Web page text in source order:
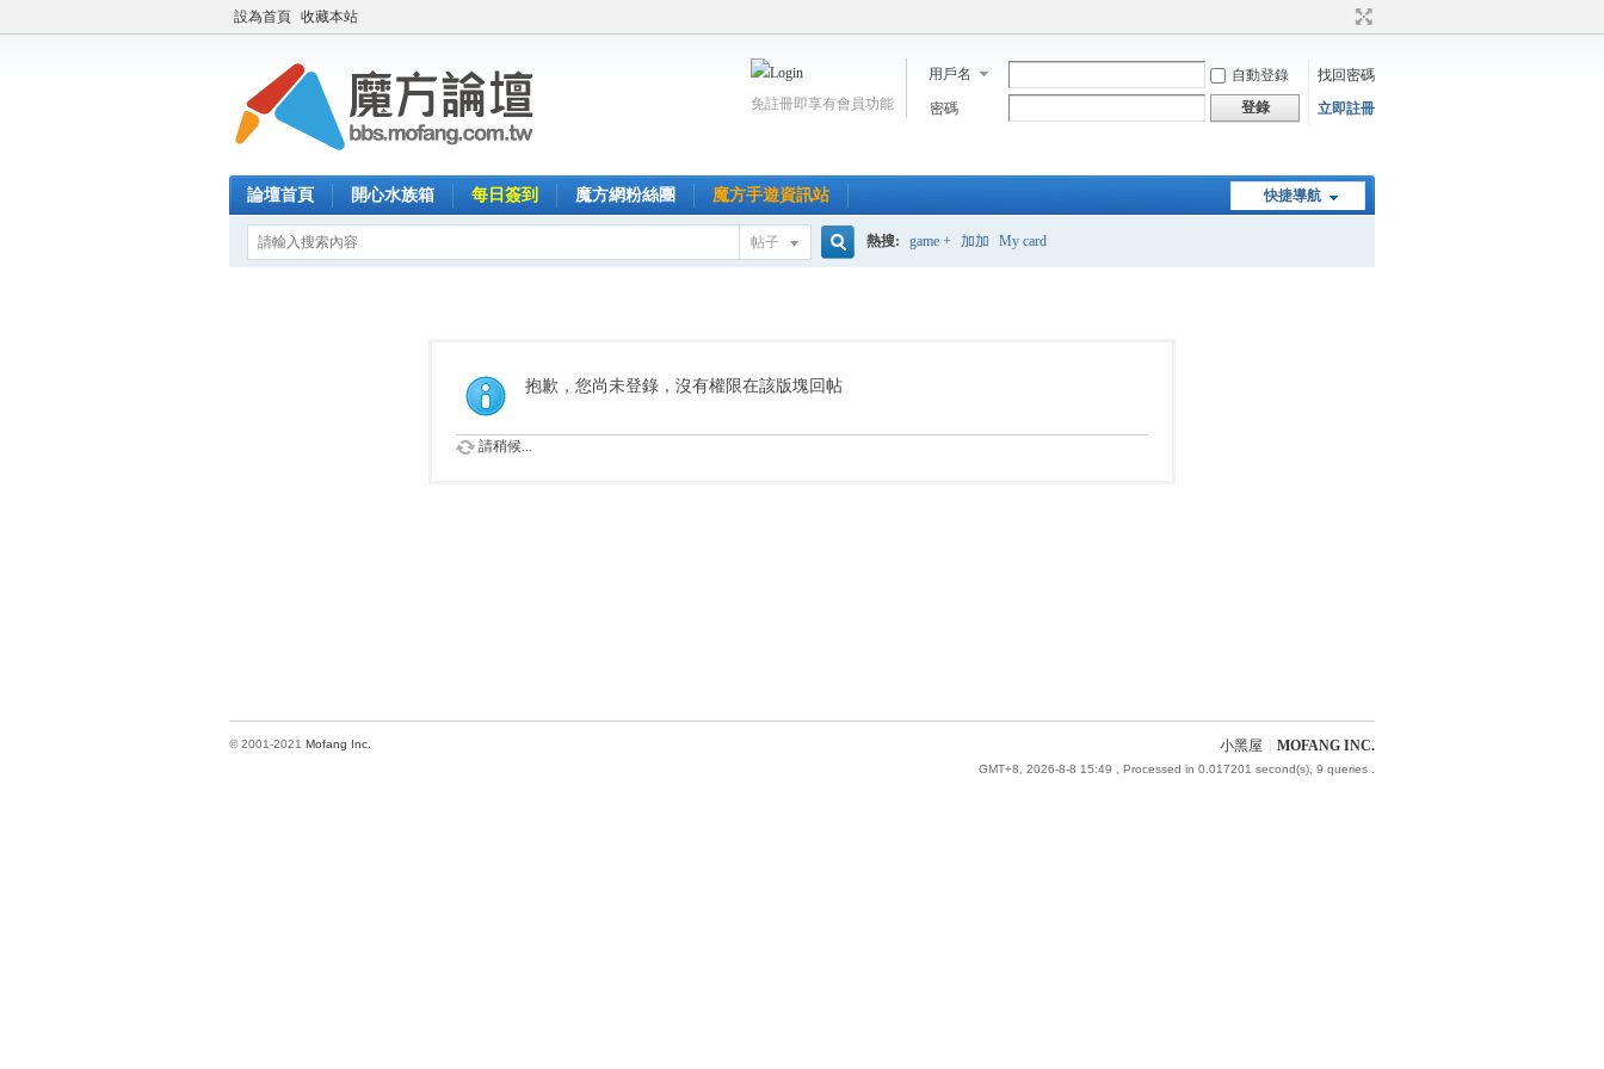
設為首頁 收藏本站
用戶名 自動登錄
找回密碼
密碼
登錄 立即註冊
免註冊即享有會員功能
快捷導航
論壇首頁 開心水族箱 每日簽到 魔方網粉絲團 魔方手遊資訊站
帖子
索
熱搜: game + 加加 My card
抱歉，您尚未登錄，沒有權限在該版塊回帖
請稍候...
小黑屋 MOFANG INC.
GMT+8, 2026-8-8 15:49 , Processed in 0.017201 second(s), 9 queries .
© 2001-2021 Mofang Inc.